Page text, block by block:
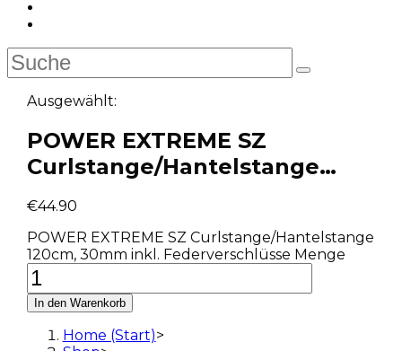
Ausgewählt:
POWER EXTREME SZ
Curlstange/Hantelstange…
€44.90
POWER EXTREME SZ Curlstange/Hantelstange
120cm, 30mm inkl. Federverschlüsse Menge
In den Warenkorb
Home (Start)>